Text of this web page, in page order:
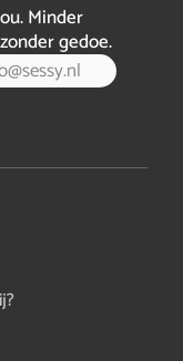
Minder
gedoe.